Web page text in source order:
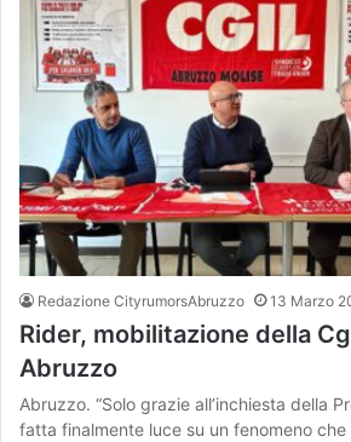
Redazione CityrumorsAbruzzo 13 Marzo
Rider, mobilitazione della
Abruzzo
Abruzzo. “Solo grazie all’inchiesta della
fatta finalmente luce su un fenomeno